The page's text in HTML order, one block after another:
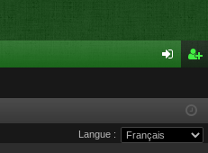
cri
pti
Langue :